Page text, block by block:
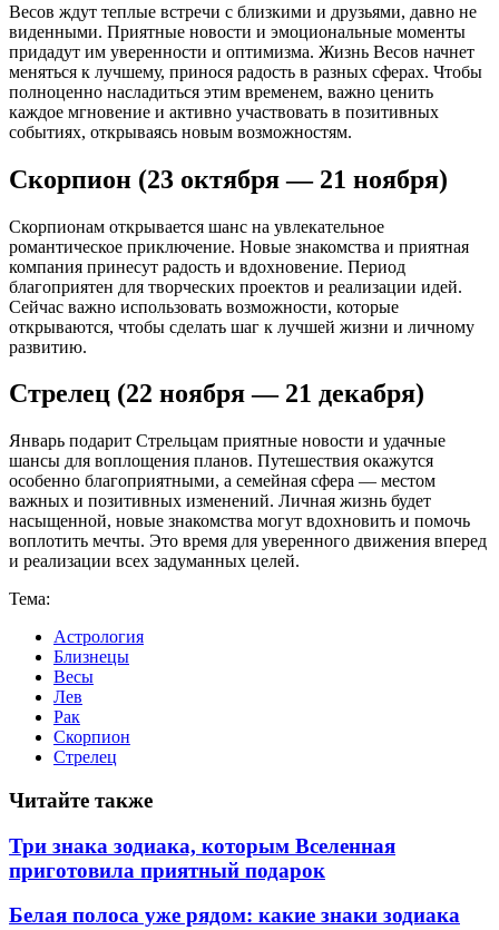
Весов ждут теплые встречи с близкими и друзьями, давно не
виденными. Приятные новости и эмоциональные моменты
придадут им уверенности и оптимизма. Жизнь Весов начнет
меняться к лучшему, принося радость в разных сферах. Чтобы
полноценно насладиться этим временем, важно ценить
каждое мгновение и активно участвовать в позитивных
событиях, открываясь новым возможностям.
Скорпион (23 октября — 21 ноября)
Скорпионам открывается шанс на увлекательное
романтическое приключение. Новые знакомства и приятная
компания принесут радость и вдохновение. Период
благоприятен для творческих проектов и реализации идей.
Сейчас важно использовать возможности, которые
открываются, чтобы сделать шаг к лучшей жизни и личному
развитию.
Стрелец (22 ноября — 21 декабря)
Январь подарит Стрельцам приятные новости и удачные
шансы для воплощения планов. Путешествия окажутся
особенно благоприятными, а семейная сфера — местом
важных и позитивных изменений. Личная жизнь будет
насыщенной, новые знакомства могут вдохновить и помочь
воплотить мечты. Это время для уверенного движения вперед
и реализации всех задуманных целей.
Тема:
Астрология
Близнецы
Весы
Лев
Рак
Скорпион
Стрелец
Читайте также
Три знака зодиака, которым Вселенная
приготовила приятный подарок
Белая полоса уже рядом: какие знаки зодиака